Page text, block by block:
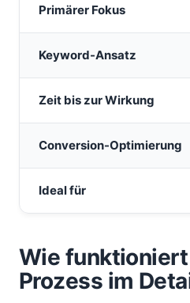
Primärer Fokus
Keyword-Ansatz
Zeit bis zur Wirkung
Conversion-Optimierung
Ideal für
Wie funktioniert
Prozess im